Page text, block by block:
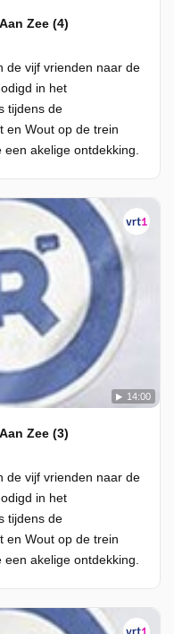
Zee (4)
de vijf vrienden naar de
in het
tijdens de
en Wout op de trein
akelige ontdekking.
14:00
Zee (3)
de vijf vrienden naar de
in het
tijdens de
en Wout op de trein
akelige ontdekking.